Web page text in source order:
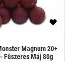
Magnum 20+
Fűszeres Máj 80g